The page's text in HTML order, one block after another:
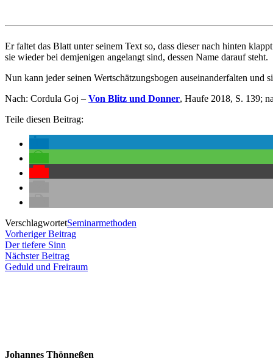
Er faltet das Blatt unter seinem Text so, dass dieser nach hinten
sie wieder bei demjenigen angelangt sind, dessen Name darauf steht.
Nun kann jeder seinen Wertschätzungsbogen auseinanderfalten und
Nach: Cordula Goj – Von Blitz und Donner, Haufe 2018, S. 139;
Teile diesen Beitrag:
VerschlagwortetSeminarmethoden
Beitragsnavigation
Vorheriger BeitragVorheriger
Der tiefere Sinn
Nächster BeitragNächster
Beitrag:
Geduld und Freiraum
Johannes Thönneßen